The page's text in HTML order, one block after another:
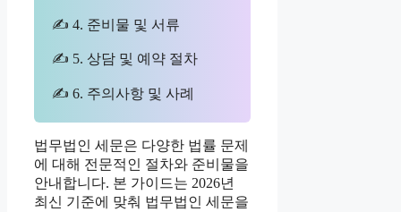
✍ 4. 준비물 및 서류
✍ 5. 상담 및 예약 절차
✍ 6. 주의사항 및 사례
법무법인 세문은 다양한 법률 문제
에 대해 전문적인 절차와 준비물을
안내합니다. 본 가이드는 2026년
최신 기준에 맞춰 법무법인 세문을